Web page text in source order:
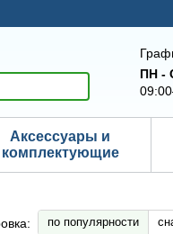
ПН -
Аксессуары и
комплектующие
по популярности